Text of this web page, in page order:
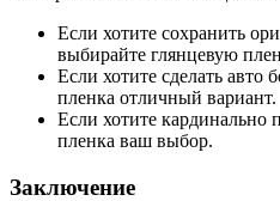
Если хотите сохранить
выбирайте глянцевую
Если хотите сделать авто
пленка отличный вариант.
Если хотите кардинально
пленка ваш выбор.
Заключение